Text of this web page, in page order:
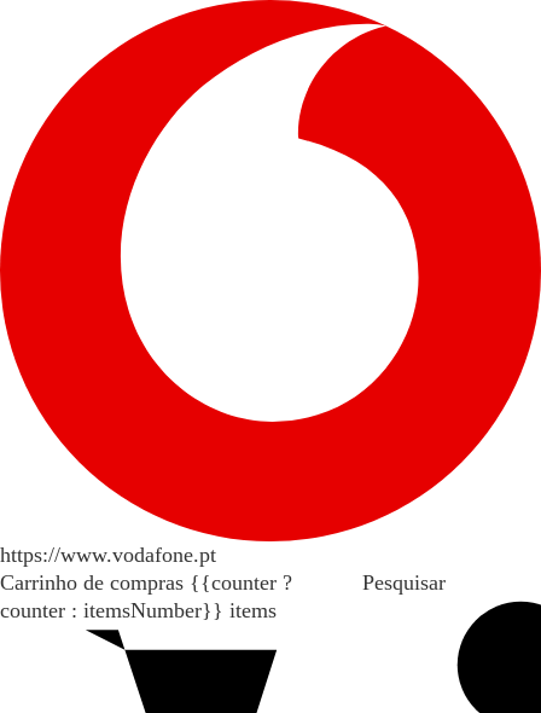
https://www.vodafone.pt
Carrinho de compras {{counter ?
counter : itemsNumber}} items
Pesquisar